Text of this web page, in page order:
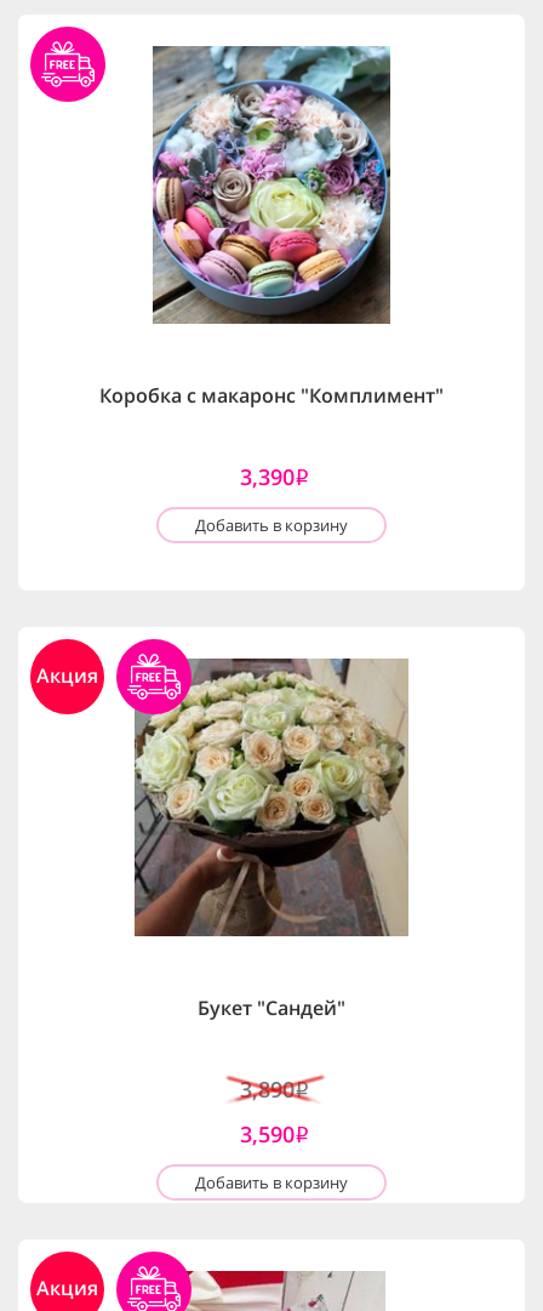
Коробка с макаронс "Комплимент"
3,390i
Добавить в корзину
Акция
Букет "Сандей"
3,890i
3,590i
Добавить в корзину
Акция